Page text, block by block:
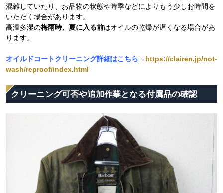
混雑していたり、お品物の状態や時季などによりもう少しお時間を
いただく場合があります。
高温多湿の梅雨時、夏に入る前はオイルの乾燥が遅くなる場合があ
ります。
オイルドコートクリーニング詳細はこちら→ https://clairen.jp/not-
wash/reproof/index.html
クリーニング可否や追加作業となる付属品の確認